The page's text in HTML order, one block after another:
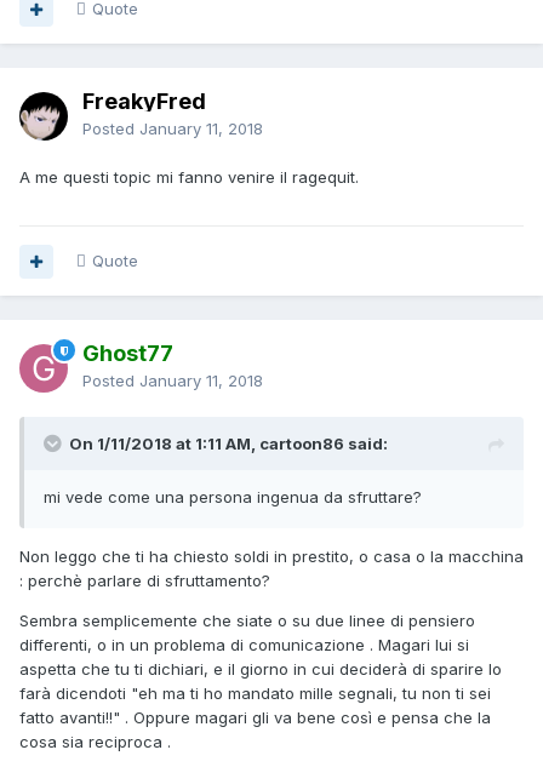
Quote
FreakyFred
Posted January 11, 2018
A me questi topic mi fanno venire il ragequit.
Quote
Ghost77
Posted January 11, 2018
On 1/11/2018 at 1:11 AM, cartoon86 said:
mi vede come una persona ingenua da sfruttare?
Non leggo che ti ha chiesto soldi in prestito, o casa o la macchina
: perchè parlare di sfruttamento?
Sembra semplicemente che siate o su due linee di pensiero
differenti, o in un problema di comunicazione . Magari lui si
aspetta che tu ti dichiari, e il giorno in cui deciderà di sparire lo
farà dicendoti "eh ma ti ho mandato mille segnali, tu non ti sei
fatto avanti!!" . Oppure magari gli va bene così e pensa che la
cosa sia reciproca .